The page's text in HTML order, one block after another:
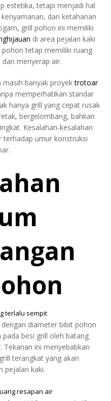
estetika, tetapi menjadi hal
dan ketahanan
grill pohon ini memiliki
di area pejalan kaki
tetap memiliki ruang
menyerap air.
masih banyak proyektrotoar
memperhatikan standar
hanya grill yang cepat rusak
bergelombang, bahkan
Kesalahan-kesalahan
terhadap umur konstruksi
terlalu sempit
diameter bibit pohon
besi grill oleh batang
ini menyebabkan
terangkat yang akan
pejalan kaki.
resapan air